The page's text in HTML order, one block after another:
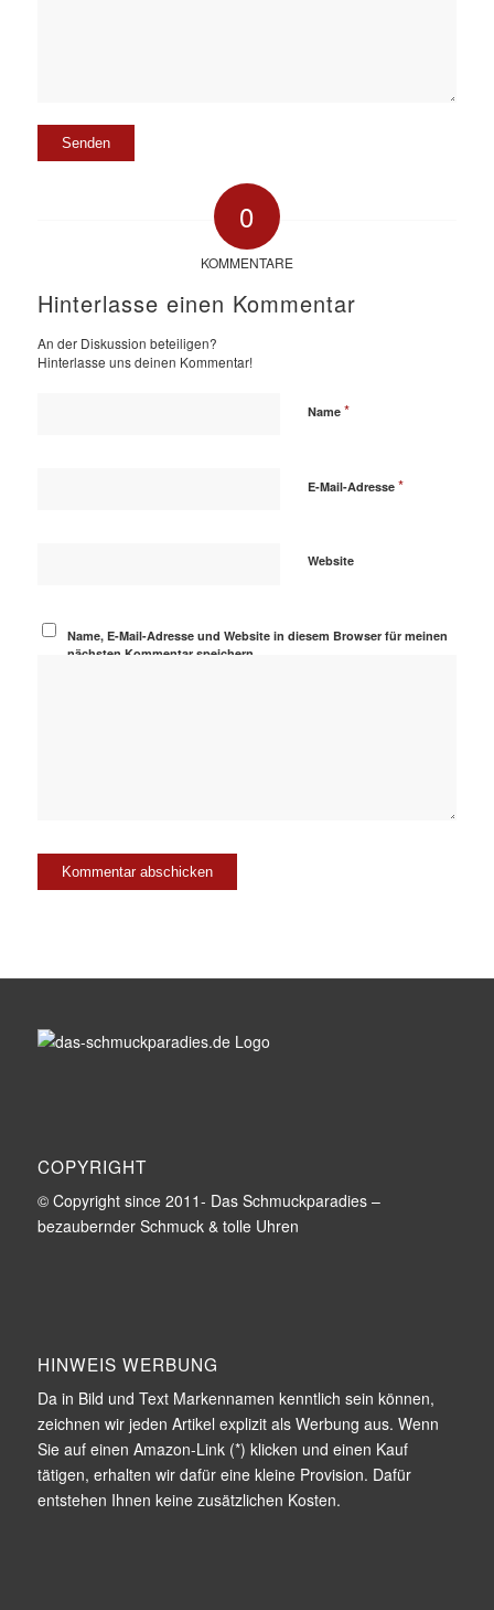
0
KOMMENTARE
Hinterlasse einen Kommentar
An der Diskussion beteiligen?
Hinterlasse uns deinen Kommentar!
Name *
E-Mail-Adresse *
Website
Name, E-Mail-Adresse und Website in diesem Browser für meinen
nächsten Kommentar speichern.
COPYRIGHT
© Copyright since 2011- Das Schmuckparadies –
bezaubernder Schmuck & tolle Uhren
HINWEIS WERBUNG
Da in Bild und Text Markennamen kenntlich sein können,
zeichnen wir jeden Artikel explizit als Werbung aus. Wenn
Sie auf einen Amazon-Link (*) klicken und einen Kauf
tätigen, erhalten wir dafür eine kleine Provision. Dafür
entstehen Ihnen keine zusätzlichen Kosten.